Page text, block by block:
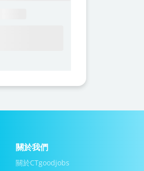
關於我們
關於CTgoodjobs